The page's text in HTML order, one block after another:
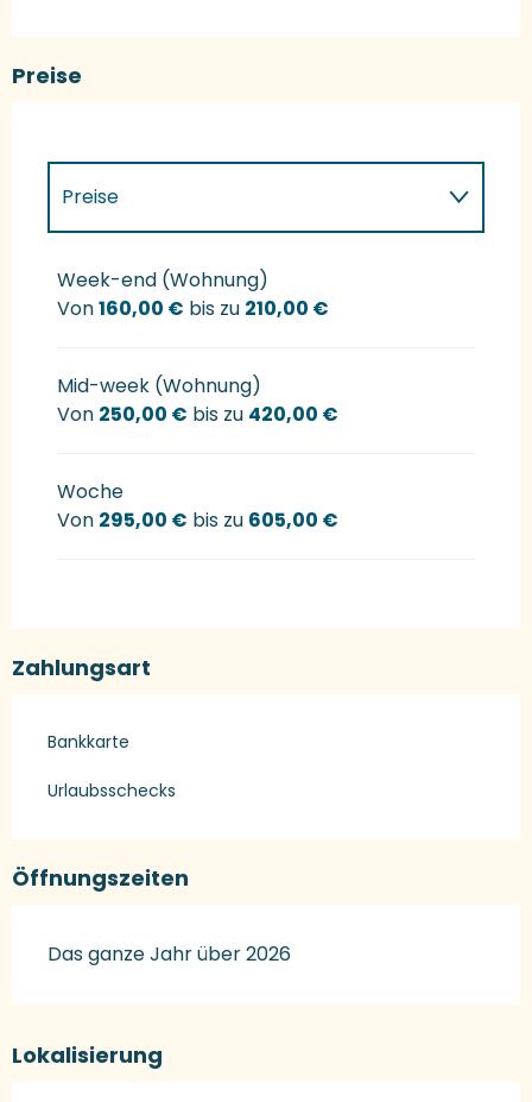
Preise
Preise
Preise 2027
Week-end (Wohnung)
Von160,00 € bis zu 210,00 €
Mid-week (Wohnung)
Von 250,00 € bis zu 420,00 €
Woche
Von 295,00 € bis zu 605,00 €
Zahlungsart
Bankkarte
Urlaubsschecks
Öffnungszeiten
Das ganze Jahr über 2026
Lokalisierung